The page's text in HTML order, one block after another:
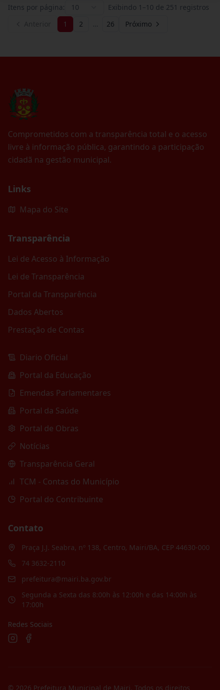
Itens por página: 10 Exibindo 1 –10 de 251 registros
1 2 … 26 Próximo
Comprometidos com a transparência total e o acesso
livre à informação pública, garantindo a participação
cidadã na gestão municipal.
Links
Mapa do Site
Transparência
Lei de Acesso à Informação
Lei de Transparência
Portal da Transparência
Dados Abertos
Prestação de Contas
Diario Oficial
Portal da Educação
Emendas Parlamentares
Portal da Saúde
Portal de Obras
Notícias
Transparência Geral
TCM - Contas do Município
Portal do Contribuinte
Contato
Praça J.J. Seabra, nº 138, Centro, Mairi/BA, CEP 44630-000
74 3632-2110
prefeitura@mairi.ba.gov.br
Segunda a Sexta das 8:00h às 12:00h e das 14:00h às
17:00h
Redes Sociais
© 2026 Prefeitura Municipal de Mairi. Todos os direitos